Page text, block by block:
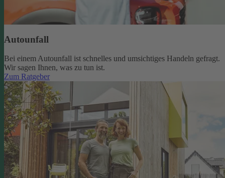
Autounfall
Bei einem Autounfall ist schnelles und umsichtiges Handeln gefragt.
Wir sagen Ihnen, was zu tun ist.
Zum Ratgeber